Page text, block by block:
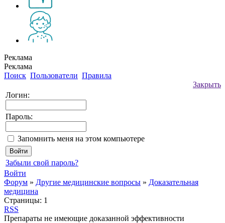
Реклама
Реклама
Поиск Пользователи Правила
Закрыть
Логин:
Пароль:
Запомнить меня на этом компьютере
Забыли свой пароль?
Войти
Форум » Другие медицинские вопросы » Доказательная
медицина
Страницы: 1
RSS
Препараты не имеющие доказанной эффективности